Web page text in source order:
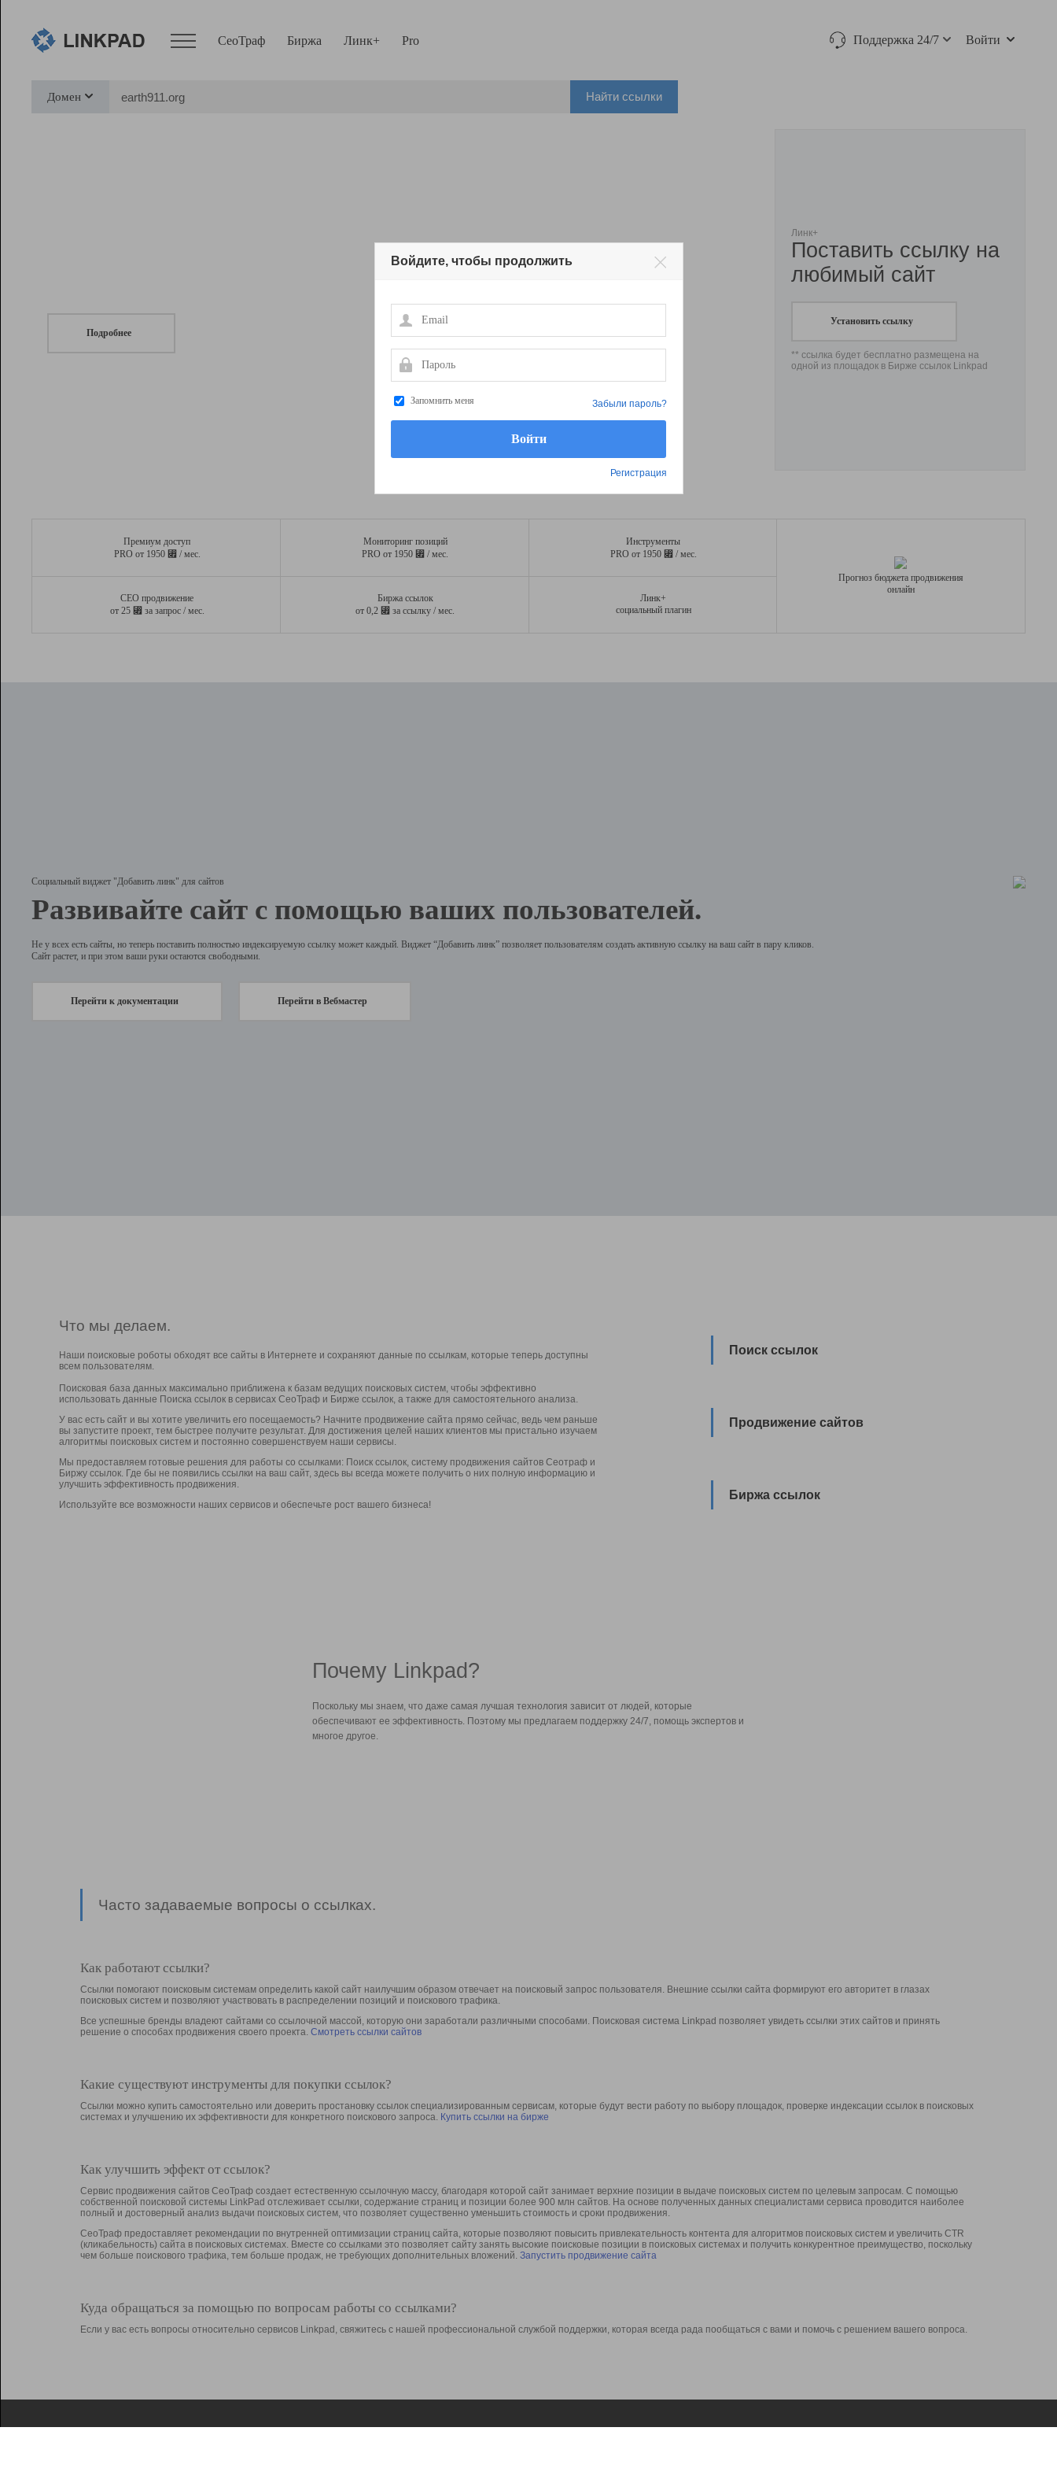
СеоТраф Биржа Линк+ Pro Поддержка 24/7 Войти
Домен Найти ссылки
Подробнее
Линк+
Поставить ссылку на
любимый сайт
Установить ссылку
** ссылка будет бесплатно размещена на
одной из площадок в Бирже ссылок Linkpad
Премиум доступ
PRO от 1950 ⃏ / мес.
Мониторинг позиций
PRO от 1950 ⃏ / мес.
Инструменты
PRO от 1950 ⃏ / мес.
СЕО продвижение
от 25 ⃏ за запрос / мес.
Биржа ссылок
от 0,2 ⃏ за ссылку / мес.
Линк+
социальный плагин
Прогноз бюджета продвижения
онлайн
Социальный виджет "Добавить линк" для сайтов
Развивайте сайт с помощью ваших пользователей.
Не у всех есть сайты, но теперь поставить полностью индексируемую ссылку может каждый. Виджет “Добавить линк” позволяет пользователям создать активную ссылку на ваш сайт в пару кликов.
Сайт растет, и при этом ваши руки остаются свободными.
Перейти к документации Перейти в Вебмастер
Что мы делаем.
Наши поисковые роботы обходят все сайты в Интернете и сохраняют данные по ссылкам, которые теперь доступны
всем пользователям.
Поисковая база данных максимально приближена к базам ведущих поисковых систем, чтобы эффективно
использовать данные Поиска ссылок в сервисах СеоТраф и Бирже ссылок, а также для самостоятельного анализа.
У вас есть сайт и вы хотите увеличить его посещаемость? Начните продвижение сайта прямо сейчас, ведь чем раньше
вы запустите проект, тем быстрее получите результат. Для достижения целей наших клиентов мы пристально изучаем
алгоритмы поисковых систем и постоянно совершенствуем наши сервисы.
Мы предоставляем готовые решения для работы со ссылками: Поиск ссылок, систему продвижения сайтов Сеотраф и
Биржу ссылок. Где бы не появились ссылки на ваш сайт, здесь вы всегда можете получить о них полную информацию и
улучшить эффективность продвижения.
Используйте все возможности наших сервисов и обеспечьте рост вашего бизнеса!
Поиск ссылок
Продвижение сайтов
Биржа ссылок
Почему Linkpad?
Поскольку мы знаем, что даже самая лучшая технология зависит от людей, которые
обеспечивают ее эффективность. Поэтому мы предлагаем поддержку 24/7, помощь экспертов и
многое другое.
Часто задаваемые вопросы о ссылках.
Как работают ссылки?
Ссылки помогают поисковым системам определить какой сайт наилучшим образом отвечает на поисковый запрос пользователя. Внешние ссылки сайта формируют его авторитет в глазах
поисковых систем и позволяют участвовать в раcпределении позиций и поискового трафика.
Все успешные бренды владеют сайтами со ссылочной массой, которую они заработали различными способами. Поисковая система Linkpad позволяет увидеть ссылки этих сайтов и принять
решение о способах продвижения своего проекта. Смотреть ссылки сайтов
Какие существуют инструменты для покупки ссылок?
Ссылки можно купить самостоятельно или доверить простановку ссылок специализированным сервисам, которые будут вести работу по выбору площадок, проверке индексации ссылок в поисковых
системах и улучшению их эффективности для конкретного поискового запроса. Купить ссылки на бирже
Как улучшить эффект от ссылок?
Сервис продвижения сайтов СеоТраф создает естественную ссылочную массу, благодаря которой сайт занимает верхние позиции в выдаче поисковых систем по целевым запросам. С помощью
собственной поисковой системы LinkPad отслеживает ссылки, содержание страниц и позиции более 900 млн сайтов. На основе полученных данных специалистами сервиса проводится наиболее
полный и достоверный анализ выдачи поисковых систем, что позволяет существенно уменьшить стоимость и сроки продвижения.
СеоТраф предоставляет рекомендации по внутренней оптимизации страниц сайта, которые позволяют повысить привлекательность контента для алгоритмов поисковых систем и увеличить CTR
(кликабельность) сайта в поисковых системах. Вместе со ссылками это позволяет сайту занять высокие поисковые позиции в поисковых системах и получить конкурентное преимущество, поскольку
чем больше поискового трафика, тем больше продаж, не требующих дополнительных вложений. Запустить продвижение сайта
Куда обращаться за помощью по вопросам работы со ссылками?
Если у вас есть вопросы относительно сервисов Linkpad, свяжитесь с нашей профессиональной службой поддержки, которая всегда рада пообщаться с вами и помочь с решением вашего вопроса.
Войдите, чтобы продолжить
Email
Пароль
Запомнить меня
Регистрация
Забыли пароль?